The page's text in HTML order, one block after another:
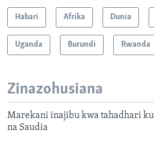
Habari Afrika Dunia
Uganda Burundi Rwanda
Zinazohusiana
Marekani inajibu kwa tahadhari
na Saudia